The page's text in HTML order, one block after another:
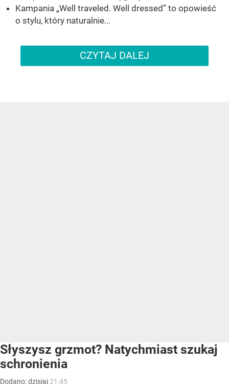
Kampania „Well traveled. Well dressed” to opowieść
o stylu, który naturalnie...
CZYTAJ DALEJ
Słyszysz grzmot? Natychmiast szukaj
schronienia
Dodano:dzisiaj 21:45